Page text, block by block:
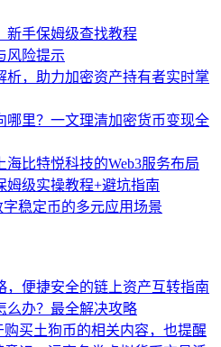
新手保姆级查找教程
风险提示
析，助力加密资产持有者实时掌
哪里？一文理清加密货币变现全
比特悦科技的Web3服务布局
姆级实操教程+避坑指南
稳定币的多元应用场景
，便捷安全的链上资产互转指南
么办？最全解决攻略
买土狗币的相关内容，也提醒